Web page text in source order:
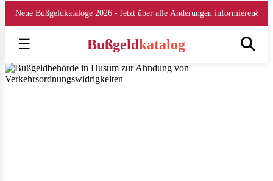
Neue Bußgeldkataloge 2026 - Jetzt über alle Änderungen informieren!
×
☰ Bußgeldkatalog